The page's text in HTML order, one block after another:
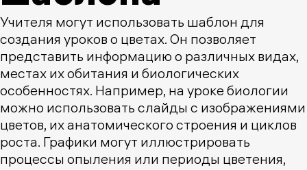
Учителя могут использовать шаблон для
создания уроков о цветах. Он позволяет
представить информацию о различных видах,
местах их обитания и биологических
особенностях. Например, на уроке биологии
можно использовать слайды с изображениями
цветов, их анатомического строения и циклов
роста. Графики могут иллюстрировать
процессы опыления или периоды цветения,